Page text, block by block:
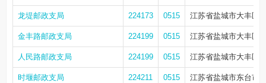
龙堤邮政支局 224173 0515 江苏省盐城市大丰区
金丰路邮政支局 224199 0515 江苏省盐城市大丰区
人民路邮政支局 224199 0515 江苏省盐城市大丰区
时堰邮政支局 224211 0515 江苏省盐城市东台市